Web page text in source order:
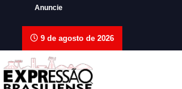
Anuncie
9 de agosto de 2026